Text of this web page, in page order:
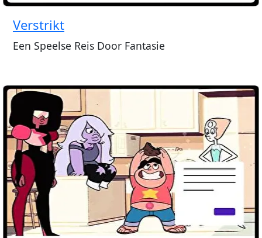
Verstrikt
Een Speelse Reis Door Fantasie